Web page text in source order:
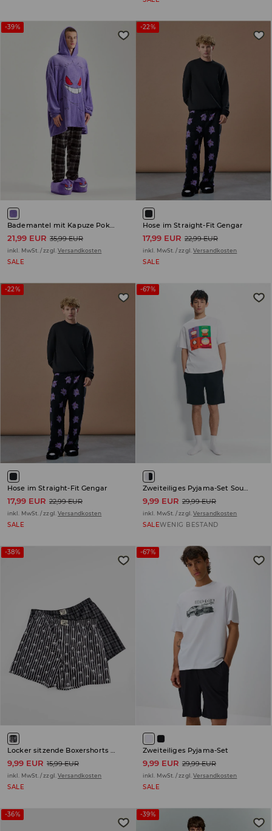
-39%
Bademantel mit Kapuze Pokémon
21,99 EUR 35,99 EUR
inkl. MwSt. / zzgl. Versandkosten
SALE
-22%
Hose im Straight-Fit Gengar
17,99 EUR 22,99 EUR
inkl. MwSt. / zzgl. Versandkosten
SALE
-22%
Hose im Straight-Fit Gengar
17,99 EUR 22,99 EUR
inkl. MwSt. / zzgl. Versandkosten
SALE
-67%
9,99 EUR 29,99 EUR
inkl. MwSt. / zzgl. Versandkosten
SALEWENIG BESTAND
-38%
Locker sitzende Boxershorts 2er-Pack
9,99 EUR 15,99 EUR
inkl. MwSt. / zzgl.Versandkosten
SALE
-67%
Zweiteiliges Pyjama-Set
9,99 EUR 29,99 EUR
inkl. MwSt. / zzgl.Versandkosten
SALE
-36% -39%